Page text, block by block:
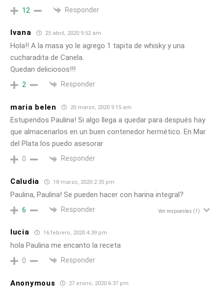
12 Responder
Ivana 25 abril, 2020 9:52 am
Hola!! A la masa yo le agrego 1 tapita de whisky y una
cucharadita de Canela.
Quedan deliciosos!!!
2 Responder
maria belen 20 marzo, 2020 9:15 am
Estupendos Paulina! Si algo llega a quedar para después hay
que almacenarlos en un buen contenedor hermético. En Mar
del Plata los puedo asesorar
0 Responder
Caludia 18 marzo, 2020 2:35 pm
Paulina, Paulina! Se pueden hacer con harina integral?
6 Responder Ver respuestas (1)
lucia 16 febrero, 2020 4:39 pm
hola Paulina me encanto la receta
0 Responder
Anonymous 27 enero, 2020 6:37 pm